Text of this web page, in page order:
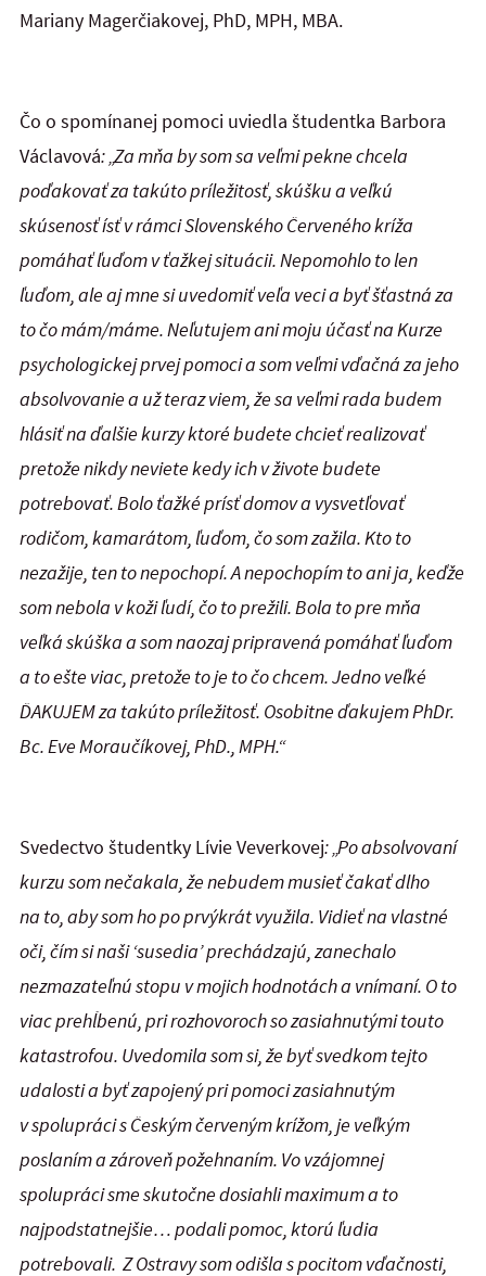
Mariany Magerčiakovej, PhD, MPH, MBA.
Čo o spomínanej pomoci uviedla študentka Barbora
Václavová: „Za mňa by som sa veľmi pekne chcela
poďakovať za takúto príležitosť, skúšku a veľkú
skúsenosť ísť v rámci Slovenského Červeného kríža
pomáhať ľuďom v ťažkej situácii. Nepomohlo to len
ľuďom, ale aj mne si uvedomiť veľa veci a byť šťastná za
to čo mám/máme. Neľutujem ani moju účasť na Kurze
psychologickej prvej pomoci a som veľmi vďačná za jeho
absolvovanie a už teraz viem, že sa veľmi rada budem
hlásiť na ďalšie kurzy ktoré budete chcieť realizovať
pretože nikdy neviete kedy ich v živote budete
potrebovať. Bolo ťažké prísť domov a vysvetľovať
rodičom, kamarátom, ľuďom, čo som zažila. Kto to
nezažije, ten to nepochopí. A nepochopím to ani ja, keďže
som nebola v koži ľudí, čo to prežili. Bola to pre mňa
veľká skúška a som naozaj pripravená pomáhať ľuďom
a to ešte viac, pretože to je to čo chcem. Jedno veľké
ĎAKUJEM za takúto príležitosť. Osobitne ďakujem PhDr.
Bc. Eve Moraučíkovej, PhD., MPH.“
Svedectvo študentky Lívie Veverkovej:„Po absolvovaní
kurzu som nečakala, že nebudem musieť čakať dlho
na to, aby som ho po prvýkrát využila. Vidieť na vlastné
oči, čím si naši ‘susedia’ prechádzajú, zanechalo
nezmazateľnú stopu v mojich hodnotách a vnímaní. O to
viac prehĺbenú, pri rozhovoroch so zasiahnutými touto
katastrofou. Uvedomila som si, že byť svedkom tejto
udalosti a byť zapojený pri pomoci zasiahnutým
v spolupráci s Českým červeným krížom, je veľkým
poslaním a zároveň požehnaním. Vo vzájomnej
spolupráci sme skutočne dosiahli maximum a to
najpodstatnejšie… podali pomoc, ktorú ľudia
potrebovali. Z Ostravy som odišla s pocitom vďačnosti,